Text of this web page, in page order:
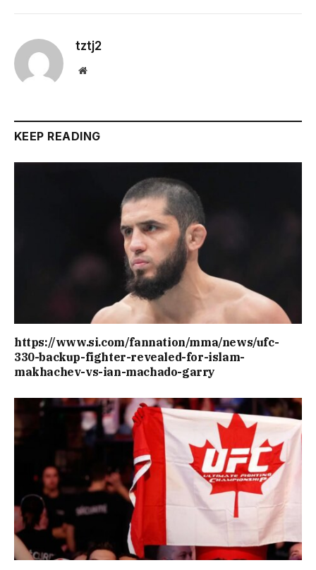
tztj2
Website
KEEP READING
https://www.si.com/fannation/mma/news/ufc-
330-backup-fighter-revealed-for-islam-
makhachev-vs-ian-machado-garry